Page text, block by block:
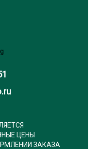
ЦЕНЫ
ЗАКАЗА